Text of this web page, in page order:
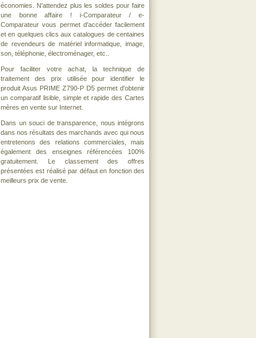
économies. N'attendez plus les soldes pour faire
une bonne affaire ! i-Comparateur / e-
Comparateur vous permet d'accéder facilement
et en quelques clics aux catalogues de centaines
de revendeurs de matériel informatique, image,
son, téléphonie, électroménager, etc..
Pour faciliter votre achat, la technique de
traitement des prix utilisée pour identifier le
produit Asus PRIME Z790-P D5 permet d'obtenir
un comparatif lisible, simple et rapide des Cartes
mères en vente sur Internet.
Dans un souci de transparence, nous intégrons
dans nos résultats des marchands avec qui nous
entretenons des relations commerciales, mais
également des enseignes référencées 100%
gratuitement. Le classement des offres
présentées est réalisé par défaut en fonction des
meilleurs prix de vente.